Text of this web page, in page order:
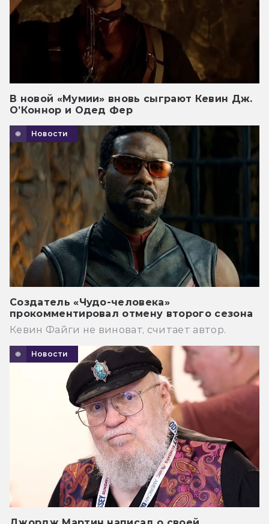
В новой «Мумии» вновь сыграют Кевин Дж.
О’Коннор и Одед Фер
Новости
Создатель «Чудо-человека»
прокомментировал отмену второго сезона
Кевин Файги не виноват, считает автор.
Новости